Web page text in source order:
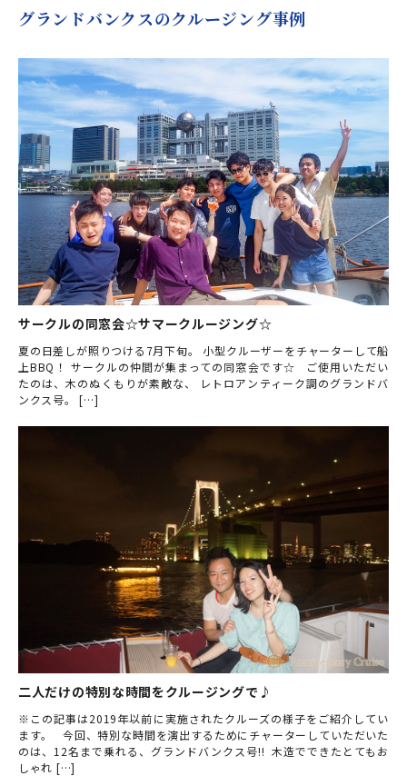
グランドバンクスのクルージング事例
サークルの同窓会☆サマークルージング☆
夏の日差しが照りつける7月下旬。 小型クルーザーをチャーターして船
上BBQ！ サークルの仲間が集まっての同窓会です☆ ご使用いただい
たのは、木のぬくもりが素敵な、 レトロアンティーク調のグランドバ
ンクス号。 […]
二人だけの特別な時間をクルージングで♪
※この記事は2019年以前に実施されたクルーズの様子をご紹介してい
ます。 今回、特別な時間を演出するためにチャーターしていただいた
のは、12名まで乗れる、グランドバンクス号!! 木造でできたとてもお
しゃれ […]